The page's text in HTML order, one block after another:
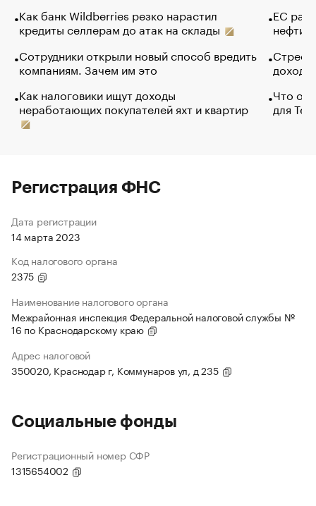
Как банк Wildberries резко нарастил
кредиты селлерам до атак на склады
Сотрудники открыли новый способ вредить
компаниям. Зачем им это
Как налоговики ищут доходы
неработающих покупателей яхт и квартир
ЕС
нефти
Что
для
Регистрация ФНС
Дата регистрации
14 марта 2023
Код налогового органа
2375
Наименование налогового органа
Межрайонная инспекция Федеральной налоговой службы №
16 по Краснодарскому краю
Адрес налоговой
350020, Краснодар г, Коммунаров ул, д 235
Социальные фонды
Регистрационный номер СФР
1315654002